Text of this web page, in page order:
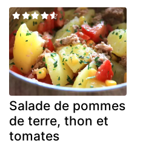
Salade de pommes
de terre, thon et
tomates